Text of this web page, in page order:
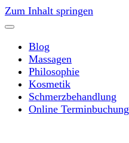
Zum Inhalt springen
Blog
Massagen
Philosophie
Kosmetik
Schmerzbehandlung
Online Terminbuchung